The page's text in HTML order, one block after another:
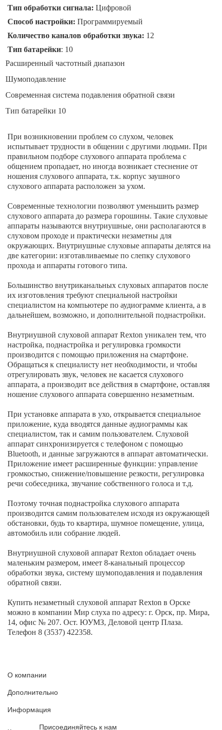
Тип обработки сигнала: Цифровой
Способ настройки: Программируемый
Количество каналов обработки звука: 12
Тип батарейки: 10
Расширенный частотный диапазон
Шумоподавление
Современная система подавления обратной связи
Тип батарейки 10
При возникновении проблем со слухом, человек
испытывает трудности в общении с другими людьми. При
правильном подборе слухового аппарата проблема с
общением пропадает, но иногда возникает стеснение от
ношения слухового аппарата, т.к. корпус заушного
слухового аппарата расположен за ухом.
Современные технологии позволяют уменьшить размер
слухового аппарата до размера горошины. Такие слуховые
аппараты называются внутриушные, они располагаются в
слуховом проходе и практически незаметны для
окружающих. Внутриушные слуховые аппараты делятся на
две категории: изготавливаемые по слепку слухового
прохода и аппараты готового типа.
Большинство внутриканальных слуховых аппаратов после
их изготовления требуют специальной настройки
специалистом на компьютере по аудиограмме клиента, а в
дальнейшем, возможно, и дополнительной поднастройки.
Внутриушной слуховой аппарат Rexton уникален тем, что
настройка, поднастройка и регулировка громкости
производится с помощью приложения на смартфоне.
Обращаться к специалисту нет необходимости, и чтобы
отрегулировать звук, человек не касается слухового
аппарата, а производит все действия в смартфоне, оставляя
ношение слухового аппарата совершенно незаметным.
При установке аппарата в ухо, открывается специальное
приложение, куда вводятся данные аудиограммы как
специалистом, так и самим пользователем. Слуховой
аппарат синхронизируется с телефоном с помощью
Bluetooth, и данные загружаются в аппарат автоматически.
Приложение имеет расширенные функции: управление
громкостью, снижение/повышение резкости, регулировка
речи собеседника, звучание собственного голоса и т.д.
Поэтому точная поднастройка слухового аппарата
производится самим пользователем исходя из окружающей
обстановки, будь то квартира, шумное помещение, улица,
автомобиль или собрание людей.
Внутриушной слуховой аппарат Rexton обладает очень
маленьким размером, имеет 8-канальный процессор
обработки звука, систему шумоподавления и подавления
обратной связи.
Купить незаметный слуховой аппарат Rexton в Орске
можно в компании Мир слуха по адресу: г. Орск, пр. Мира,
14, офис № 207. Ост. ЮУМЗ, Деловой центр Плаза.
Телефон 8 (3537) 422358.
О компании
Дополнительно
Информация
Присоединяйтесь к нам